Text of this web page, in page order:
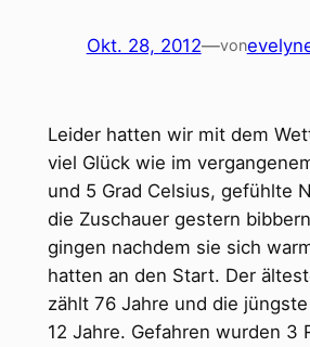
Okt. 28, 2012—von
Leider hatten wir mit dem
viel Glück wie im
und 5 Grad Celsius, gefühlte
die Zuschauer gestern
gingen nachdem sie sich
hatten an den Start. Der
zählt 76 Jahre und die
12 Jahre. Gefahren wurden 3